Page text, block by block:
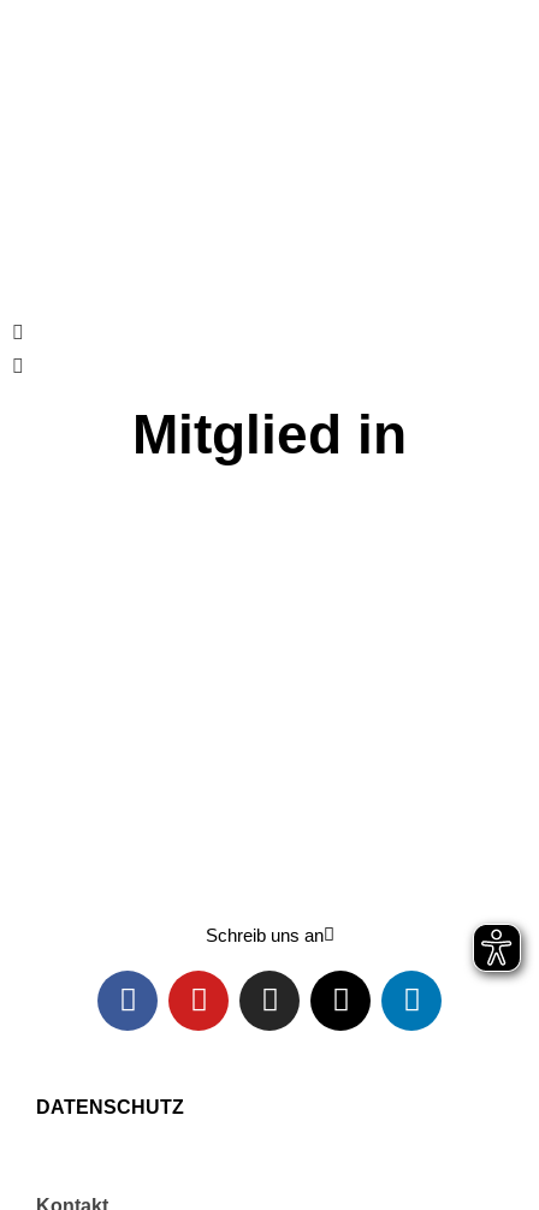
Mitglied in
Schreib uns an
DATENSCHUTZ
Kontakt